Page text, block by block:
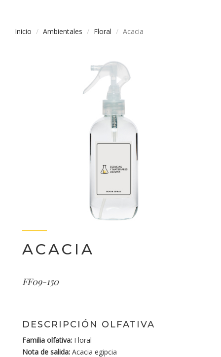
Inicio Ambientales Floral Acacia
ACACIA
FF09-150
DESCRIPCIÓN OLFATIVA
Familia olfativa: Floral
Nota de salida: Acacia egipcia